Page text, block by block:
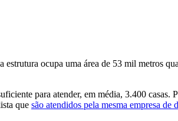
ocupa uma área de 53 mil metros
para atender, em média, 3.400 casas.
que são atendidos pela mesma empresa de